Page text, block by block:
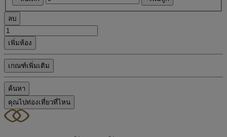
ลบ
เพิ่มห้อง
เกณฑ์เพิ่มเติม
ค้นหา
คุณไปท่องเที่ยวที่ไหน